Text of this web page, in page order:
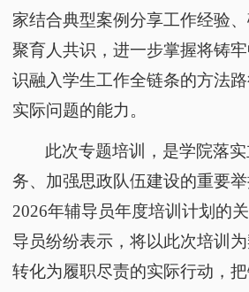
家结合典型案例分享工作经验
聚育人共识，进一步掌握将铸
识融入学生工作全链条的方法
实际问题的能力。
此次专题培训，是学院落
务、加强思政队伍建设的重要
2026年辅导员年度培训计划的
导员纷纷表示，将以此次培训
转化为履职尽责的实际行动，